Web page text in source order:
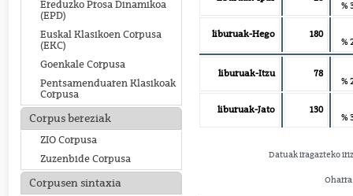
Ereduzko Prosa Dinamikoa
(EPD)
Euskal Klasikoen Corpusa
(EKC)
Goenkale Corpusa
Pentsamenduaren Klasikoak
Corpusa
Corpus bereziak
ZIO Corpusa
Zuzenbide Corpusa
Corpusen sintaxia
%
liburuak-Hego 180
%
liburuak-Itzu 78
%
liburuak-Jato 130
%
Datuak iragazteko